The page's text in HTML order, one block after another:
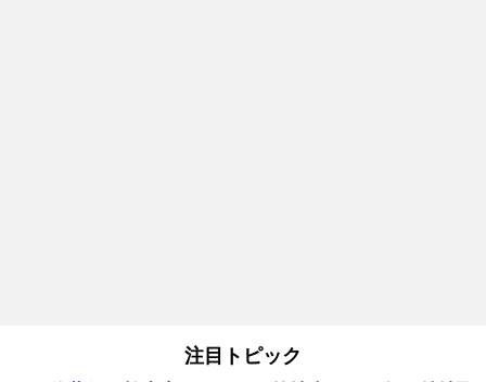
注目トピック